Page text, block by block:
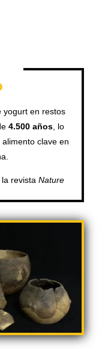
yogurt en restos
4.500 años, lo
clave en
la revistaNature